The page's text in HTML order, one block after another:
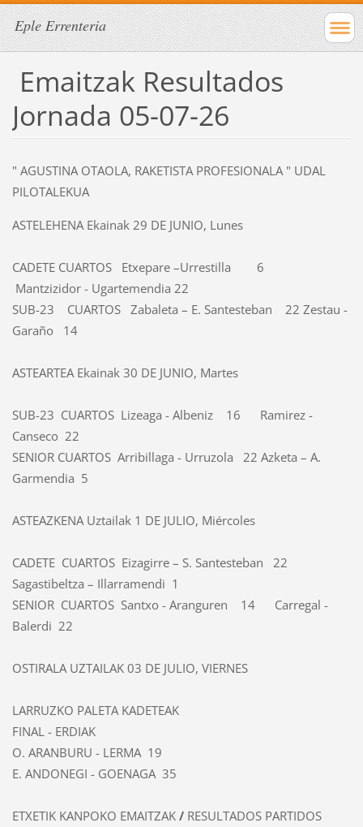
Eple Errenteria
Emaitzak Resultados
Jornada 05-07-26
" AGUSTINA OTAOLA, RAKETISTA PROFESIONALA " UDAL
PILOTALEKUA
ASTELEHENA Ekainak 29 DE JUNIO, Lunes
CADETE CUARTOS Etxepare –Urrestilla 6
Mantzizidor - Ugartemendia 22
SUB-23 CUARTOS Zabaleta – E. Santesteban 22 Zestau -
Garaño 14
ASTEARTEA Ekainak 30 DE JUNIO, Martes
SUB-23 CUARTOS Lizeaga - Albeniz 16 Ramirez -
Canseco 22
SENIOR CUARTOS Arribillaga - Urruzola 22 Azketa – A.
Garmendia 5
ASTEAZKENA Uztailak 1 DE JULIO, Miércoles
CADETE CUARTOS Eizagirre – S. Santesteban 22
Sagastibeltza – Illarramendi 1
SENIOR CUARTOS Santxo - Aranguren 14 Carregal -
Balerdi 22
OSTIRALA UZTAILAK 03 DE JULIO, VIERNES
LARRUZKO PALETA KADETEAK
FINAL - ERDIAK
O. ARANBURU - LERMA 19
E. ANDONEGI - GOENAGA 35
ETXETIK KANPOKO EMAITZAK/ RESULTADOS PARTIDOS